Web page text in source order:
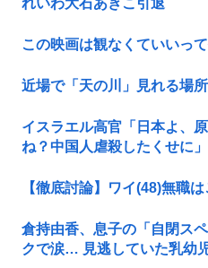
れいわ大石あきこ引退
この映画は観なくていいっ
近場で「天の川」見れる場
イスラエル高官「日本よ、
ね？中国人虐殺したくせに」
【徹底討論】ワイ(48)無職
倉持由香、息子の「自閉ス
クで涙… 見逃していた乳幼